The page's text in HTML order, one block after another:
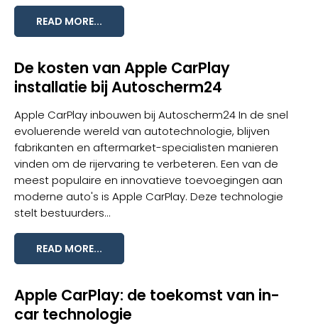
READ MORE...
De kosten van Apple CarPlay
installatie bij Autoscherm24
Apple CarPlay inbouwen bij Autoscherm24 In de snel
evoluerende wereld van autotechnologie, blijven
fabrikanten en aftermarket-specialisten manieren
vinden om de rijervaring te verbeteren. Een van de
meest populaire en innovatieve toevoegingen aan
moderne auto's is Apple CarPlay. Deze technologie
stelt bestuurders...
READ MORE...
Apple CarPlay: de toekomst van in-
car technologie